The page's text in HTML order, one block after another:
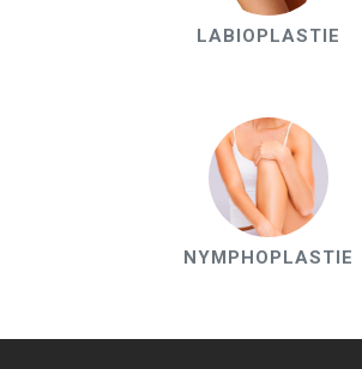
LABIOPLASTIE
NYMPHOPLASTIE